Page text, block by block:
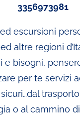
3356973981
escursioni
altre regioni
e bisogni,
per te servizi
trasporto
o al cammino